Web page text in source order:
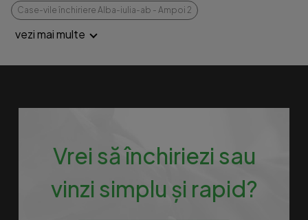
Case-vile închiriere Alba-iulia-ab - Ampoi 2
vezi mai multe
Vrei să închiriezi sau
vinzi simplu și rapid?